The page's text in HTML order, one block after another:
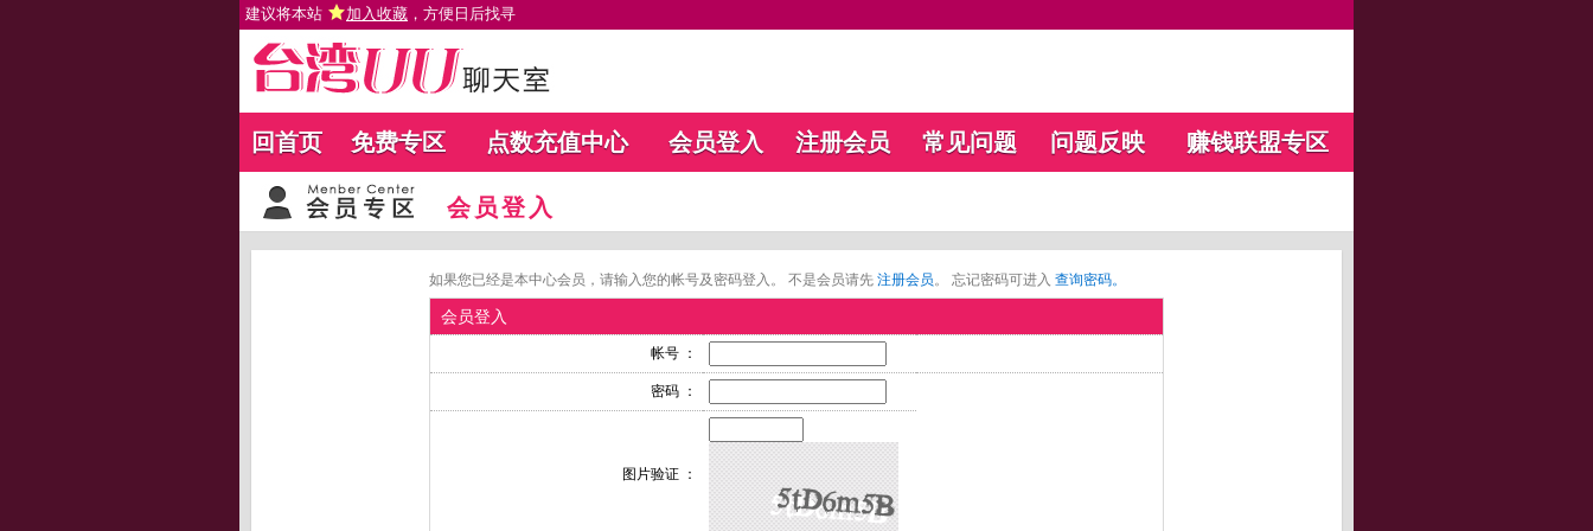
建议将本站 加入收藏 ，方便日后找寻
回首页 免费专区 点数充值中心 会员登入 注册会员 常见问题 问题反映 赚钱联盟专区
会员登入
如果您已经是本中心会员，请输入您的帐号及密码登入。 不是会员请先 注册会员。 忘记密码可进入 查询密码。
会员登入
帐号 ：
密码 ：
图片验证 ：